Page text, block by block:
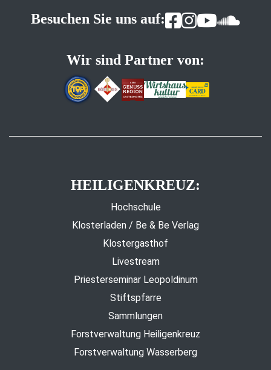
Besuchen Sie uns auf:
Wir sind Partner von:
HEILIGENKREUZ:
Hochschule
Klosterladen / Be & Be Verlag
Klostergasthof
Livestream
Priesterseminar Leopoldinum
Stiftspfarre
Sammlungen
Forstverwaltung Heiligenkreuz
Forstverwaltung Wasserberg